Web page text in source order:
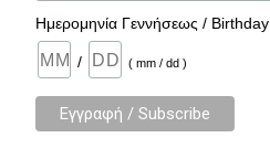
Ημερομηνία Γεννήσεως / Birthday
/ ( mm / dd )